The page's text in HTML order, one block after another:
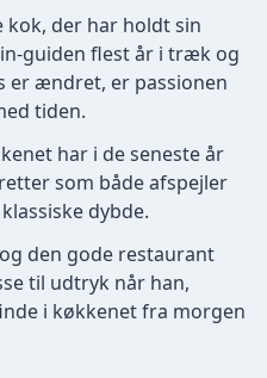
kok, der har holdt sin
guiden flest år i træk og
er ændret, er passionen
tiden.
har i de seneste år
som både afspejler
dybde.
den gode restaurant
til udtryk når han,
i køkkenet fra morgen